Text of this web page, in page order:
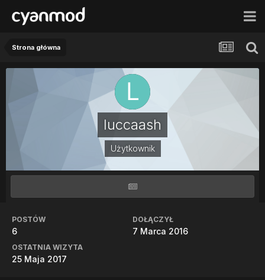
Strona główna
luccaash
Użytkownik
POSTÓW
6
DOŁĄCZYŁ
7 Marca 2016
OSTATNIA WIZYTA
25 Maja 2017